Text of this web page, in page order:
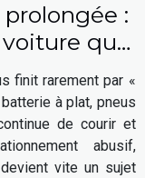
:
qui
?
finit rarement par «
à plat, pneus
de courir et
abusif,
devient vite un sujet